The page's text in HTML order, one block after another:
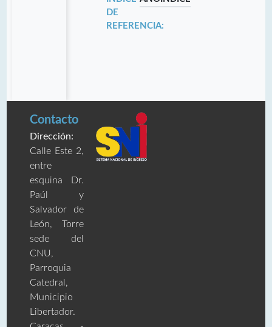
DE
REFERENCIA:
Contacto
Dirección:
Calle Este 2,
entre
esquina Dr.
Paúl y
Salvador de
León, Torre
sede del
CNU,
Parroquia
Catedral,
Municipio
Libertador.